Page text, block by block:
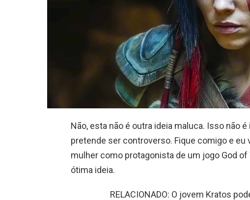
Não, esta não é outra ideia maluca. Isso não
pretende ser controverso. Fique comigo e eu
mulher como protagonista de um jogo God of
ótima ideia.
RELACIONADO: O jovem Kratos